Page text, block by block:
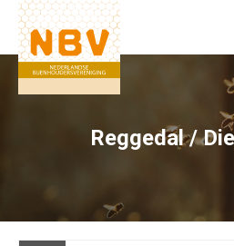
Reggedal /